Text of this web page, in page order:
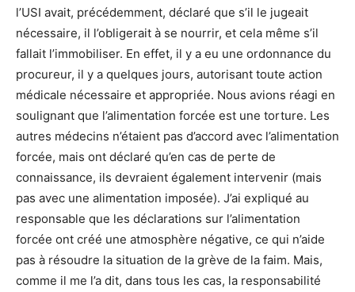
l’USI avait, précédemment, déclaré que s’il le jugeait
nécessaire, il l’obligerait à se nourrir, et cela même s’il
fallait l’immobiliser. En effet, il y a eu une ordonnance du
procureur, il y a quelques jours, autorisant toute action
médicale nécessaire et appropriée. Nous avions réagi en
soulignant que l’alimentation forcée est une torture. Les
autres médecins n’étaient pas d’accord avec l’alimentation
forcée, mais ont déclaré qu’en cas de perte de
connaissance, ils devraient également intervenir (mais
pas avec une alimentation imposée). J’ai expliqué au
responsable que les déclarations sur l’alimentation
forcée ont créé une atmosphère négative, ce qui n’aide
pas à résoudre la situation de la grève de la faim. Mais,
comme il me l’a dit, dans tous les cas, la responsabilité